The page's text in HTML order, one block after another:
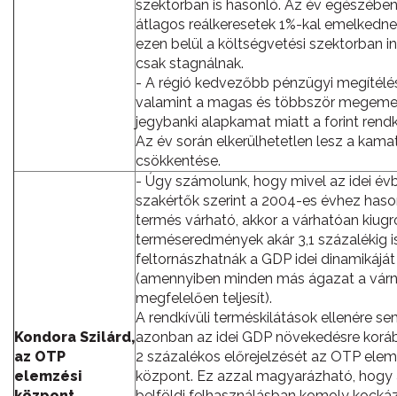
szektorban is hasonló. Az év
átlagos reálkeresetek 1%-kal
ezen belül a költségvetési szektorban
csak stagnálnak.
- A régió kedvezőbb pénzügyi
valamint a magas és többször
jegybanki alapkamat miatt a forint
Az év során elkerülhetetlen lesz a
csökkentése.
Kondora Szilárd,
az OTP
elemzési
- Úgy számolunk, hogy mivel az idei
szakértők szerint a 2004-es évhez
termés várható, akkor a várhatóan
terméseredmények akár 3,1 százalékig
feltornászhatnák a GDP idei dinamikáját
(amennyiben minden más ágazat a
megfelelően teljesít).
A rendkívüli terméskilátások ellenére
azonban az idei GDP növekedésre
2 százalékos előrejelzését az OTP
központ. Ez azzal magyarázható, hogy